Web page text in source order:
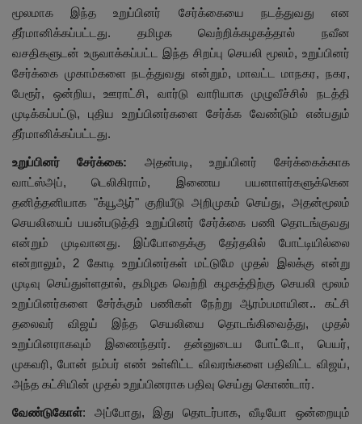
மூலமாக இந்த உறுப்பினர் சேர்க்கையை நடத்துவது என
தீர்மானிக்கப்பட்டது. தமிழக வெற்றிக்கழகத்தால் நவீன
வசதிகளுடன் உருவாக்கப்பட்ட இந்த சிறப்பு செயலி மூலம், உறுப்பினர்
சேர்க்கை முகாம்களை நடத்துவது என்றும், மாவட்ட மாநகர, நகர,
பேரூர், ஒன்றிய, ஊராட்சி, வார்டு வாரியாக முழுவீச்சில் நடத்தி
முடிக்கப்பட்டு, புதிய உறுப்பினர்களை சேர்க்க வேண்டும் என்பதும்
தீர்மானிக்கப்பட்டது.
உறுப்பினர் சேர்க்கை: அதன்படி, உறுப்பினர் சேர்க்கைக்காக
வாட்ஸ்அப், டெலிகிராம், இணைய பயனாளர்களுக்கென
தனித்தனியாக "க்யூஆர்" குறியீடு அறிமுகம் செய்து, அதன்மூலம்
செயலியைப் பயன்படுத்தி உறுப்பினர் சேர்க்கை பணி தொடங்குவது
என்றும் முடிவானது. இப்போதைக்கு தேர்தலில் போட்டியில்லை
என்றாலும், 2 கோடி உறுப்பினர்கள் மட்டுமே முதல் இலக்கு என்று
முடிவு செய்துள்ளதால், தமிழக வெற்றி கழகத்திற்கு செயலி மூலம்
உறுப்பினர்களை சேர்க்கும் பணிகள் நேற்று ஆரம்பமாயின.. கட்சி
தலைவர் விஜய் இந்த செயலியை தொடங்கிவைத்து, முதல்
உறுப்பினராகவும் இணைந்தார். தன்னுடைய போட்டோ, பெயர்,
முகவரி, போன் நம்பர் எண் உள்ளிட்ட விவரங்களை பதிவிட்ட விஜய்,
அந்த கட்சியின் முதல் உறுப்பினராக பதிவு செய்து கொண்டார்.
வேண்டுகோள்: அப்போது, இது தொடர்பாக, வீடியோ ஒன்றையும்